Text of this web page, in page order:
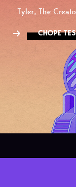
Tyler, The
CHOPE